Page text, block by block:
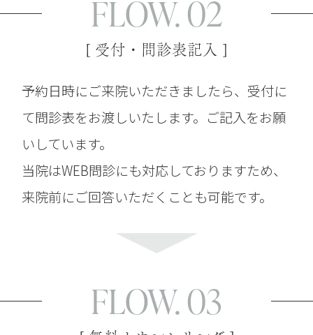
FLOW. 02
[ 受付・問診表記入 ]
予約日時にご来院いただきましたら、受付に
て問診表をお渡しいたします。ご記入をお願
いしています。
当院はWEB問診にも対応しておりますため、
来院前にご回答いただくことも可能です。
FLOW. 03